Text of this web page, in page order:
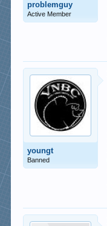
problemguy
Active Member
youngt
Banned